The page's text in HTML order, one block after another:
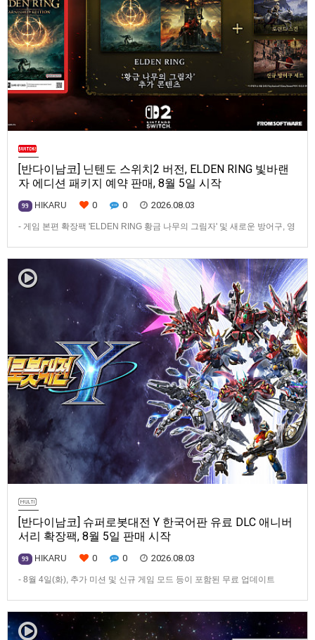
[반다이남코] 닌텐도 스위치2 버전, ELDEN RING 빛바랜
자 에디션 패키지 예약 판매, 8월 5일 시작
99 HIKARU 0 0 2026.08.03
- 게임 본편 확장팩 'ELDEN RING 황금 나무의 그림자' 및 새로운 방어구, 영
문 판매를 8월 5일(수)부터 시작한다고 발표했다.‘ELDEN RING 빛바랜 자
에디션’에는 ‘ELDEN R…
[반다이남코] 슈퍼로봇대전 Y 한국어판 유료 DLC 애니버
서리 확장팩, 8월 5일 판매 시작
99 HIKARU 0 0 2026.08.03
- 8월 4일(화), 추가 미션 및 신규 게임 모드 등이 포함된 무료 업데이트
Switch™, Steam®용 ‘슈퍼로봇대전 Y’(한국어판)의 유료 DLC ‘애니버서리
확장팩’을 2026년 …